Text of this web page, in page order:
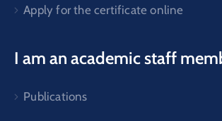
Apply for the certificate online
I am an academic staff
Publications